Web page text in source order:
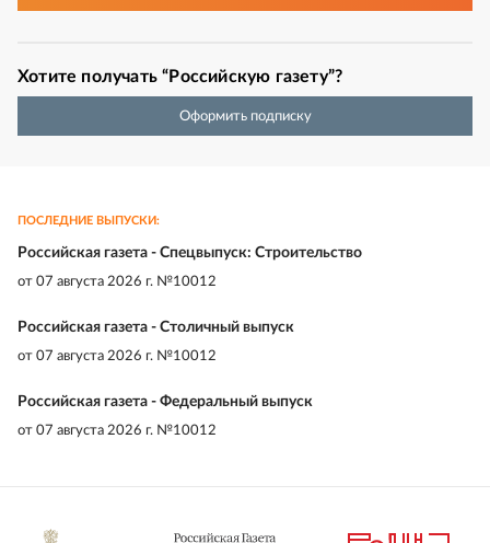
Хотите получать “Российскую газету”?
Оформить подписку
ПОСЛЕДНИЕ ВЫПУСКИ:
Российская газета - Спецвыпуск: Строительство
от 07 августа 2026 г. №10012
Российская газета - Столичный выпуск
от 07 августа 2026 г. №10012
Российская газета - Федеральный выпуск
от 07 августа 2026 г. №10012